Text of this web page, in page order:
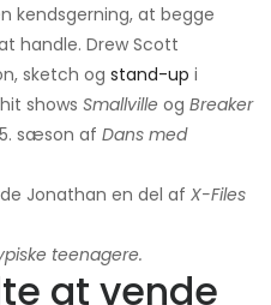
kendsgerning, at begge
handle. Drew Scott
sketch og stand-up i
shows Smallville og Breaker
sæson af Dans med
Jonathan en del af X-Files
teenagere.
at vende